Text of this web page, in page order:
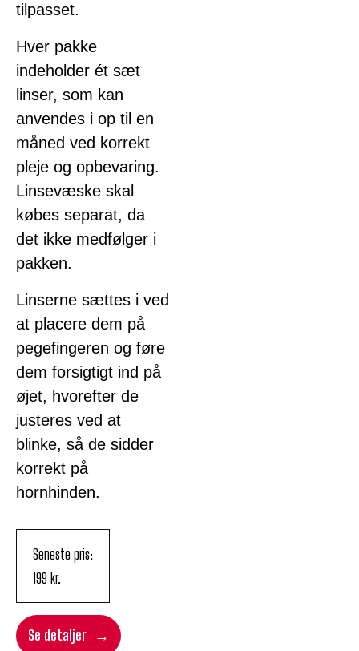
tilpasset.
Hver pakke
indeholder ét sæt
linser, som kan
anvendes i op til en
måned ved korrekt
pleje og opbevaring.
Linsevæske skal
købes separat, da
det ikke medfølger i
pakken.
Linserne sættes i ved
at placere dem på
pegefingeren og føre
dem forsigtigt ind på
øjet, hvorefter de
justeres ved at
blinke, så de sidder
korrekt på
hornhinden.
Seneste pris:
199kr.
Se detaljer